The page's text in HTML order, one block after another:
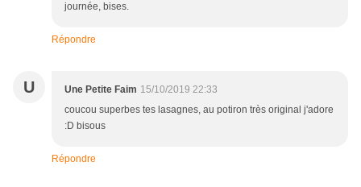
journée, bises.
Répondre
U Une Petite Faim 15/10/2019 22:33
coucou superbes tes lasagnes, au potiron très original j'adore
:D bisous
Répondre